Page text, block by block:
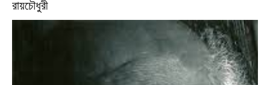
রায়চৌধুরী